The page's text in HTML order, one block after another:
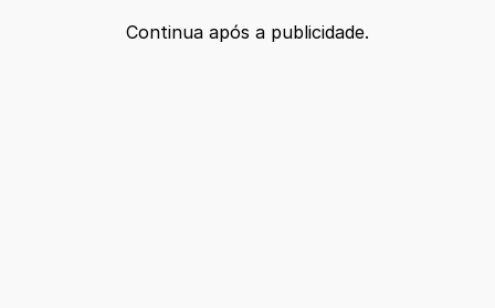
Continua após a publicidade.